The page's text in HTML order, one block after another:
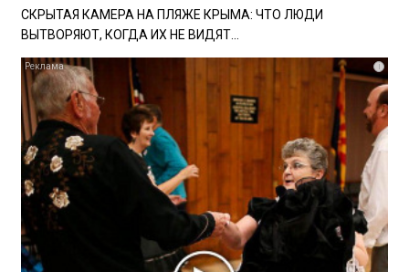
СКРЫТАЯ КАМЕРА НА ПЛЯЖЕ КРЫМА: ЧТО ЛЮДИ
ВЫТВОРЯЮТ, КОГДА ИХ НЕ ВИДЯТ...
i